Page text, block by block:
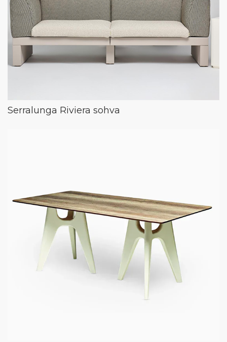
Serralunga Riviera sohva